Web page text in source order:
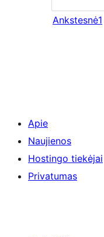
Ankstesnė1
Apie
Naujienos
Hostingo tiekėjai
Privatumas